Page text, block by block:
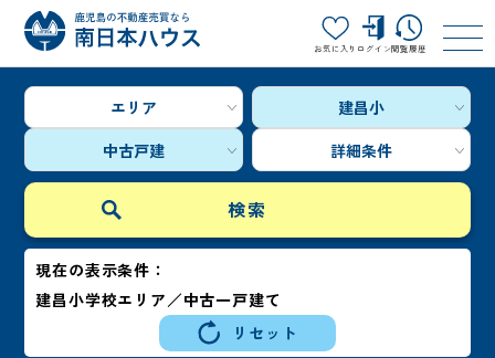
お気に入り ログイン閲覧履歴
エリア
建昌小
中古戸建
詳細条件
現在の表示条件：
建昌小学校エリア／中古一戸建て
リセット